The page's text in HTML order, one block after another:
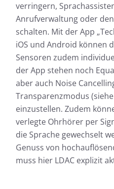
verringern,
Anrufverwaltung oder
schalten. Mit der App
iOS und Android können
Sensoren zudem
der App stehen noch
aber auch Noise
Transparenzmodus
einzustellen. Zudem
verlegte Ohrhörer per
die Sprache gewechselt
Genuss von
muss hier LDAC explizit